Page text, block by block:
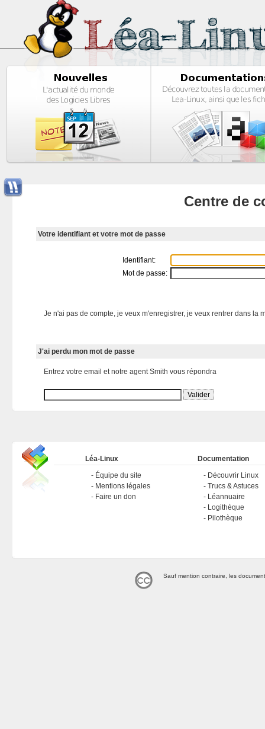
Centre de
Votre identifiant et votre mot de passe
Identifiant:
Mot de passe:
Je n'ai pas de compte, je veux m'enregistrer, je veux rentrer dans la
J'ai perdu mon mot de passe
Entrez votre email et notre agent Smith vous répondra
Léa-Linux
Équipe du site
Mentions légales
Faire un don
Documentation
Découvrir Linux
Trucs & Astuces
Léannuaire
Logithèque
Pilothèque
Sauf mention contraire, les